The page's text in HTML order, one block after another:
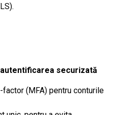
securizată
(MFA) pentru conturile